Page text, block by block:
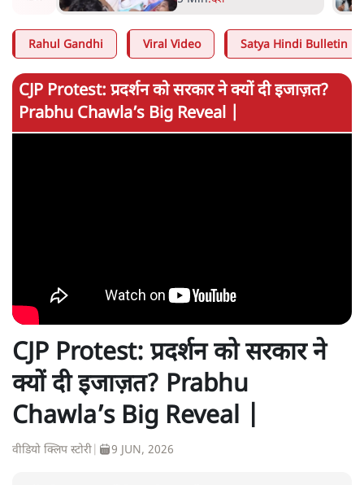
Rahul Gandhi Viral Video Satya Hindi Bulletin
CJP Protest: प्रदर्शन को सरकार ने क्यों दी इजाज़त?
Prabhu Chawla’s Big Reveal |
CJP Protest: प्रदर्शन को सरकार ने
क्यों दी इजाज़त? Prabhu
Chawla’s Big Reveal |
वीडियो क्लिप स्टोरी 9 JUN, 2026